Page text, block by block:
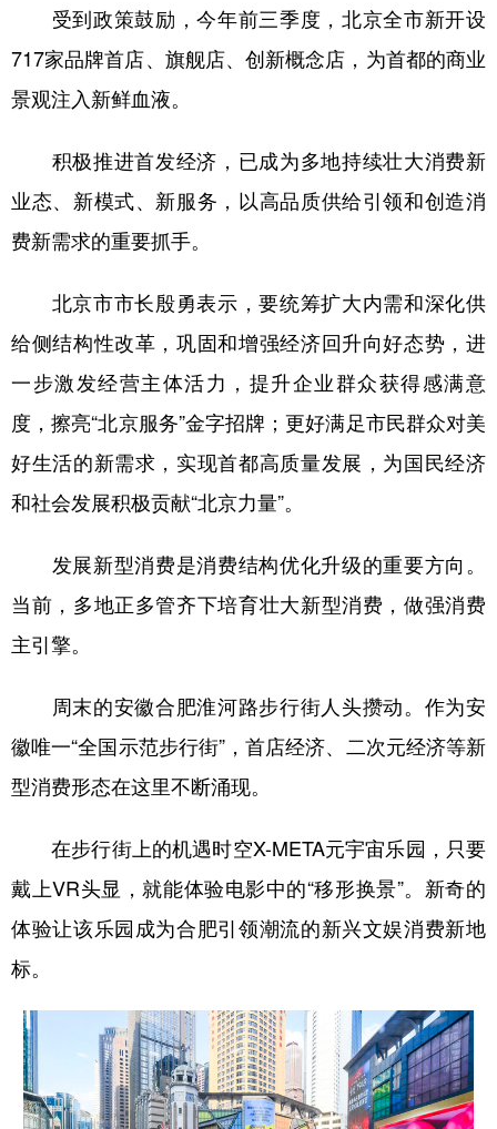
受到政策鼓励，今年前三季度，北京全市新开设
717家品牌首店、旗舰店、创新概念店，为首都的商业
景观注入新鲜血液。
积极推进首发经济，已成为多地持续壮大消费新
业态、新模式、新服务，以高品质供给引领和创造消
费新需求的重要抓手。
北京市市长殷勇表示，要统筹扩大内需和深化供
给侧结构性改革，巩固和增强经济回升向好态势，进
一步激发经营主体活力，提升企业群众获得感满意
度，擦亮“北京服务”金字招牌；更好满足市民群众对美
好生活的新需求，实现首都高质量发展，为国民经济
和社会发展积极贡献“北京力量”。
发展新型消费是消费结构优化升级的重要方向。
当前，多地正多管齐下培育壮大新型消费，做强消费
主引擎。
周末的安徽合肥淮河路步行街人头攒动。作为安
徽唯一“全国示范步行街”，首店经济、二次元经济等新
型消费形态在这里不断涌现。
在步行街上的机遇时空X-META元宇宙乐园，只要
戴上VR头显，就能体验电影中的“移形换景”。新奇的
体验让该乐园成为合肥引领潮流的新兴文娱消费新地
标。